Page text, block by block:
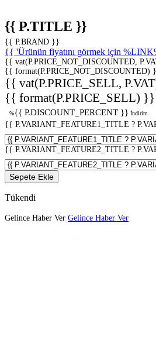
{{ P.TITLE }}
{{ P.BRAND }}
{{ 'Ürünün fiyatını görmek için
{{ vat(P.PRICE_NOT_DISCOUNTED,
{{ format(P.PRICE_NOT_DISCOUNTED)
{{ vat(P.PRICE_SELL,
{{ format(P.PRICE_SELL) }}
%{{ P.DISCOUNT_PERCENT }} İndirim
{{ P.VARIANT_FEATURE1_TITLE ?
{{ P.VARIANT_FEATURE2_TITLE ?
Sepete Ekle
Tükendi
Gelince Haber Ver Gelince Haber Ver